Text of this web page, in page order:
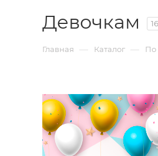
Девочкам
Главная — Каталог — По